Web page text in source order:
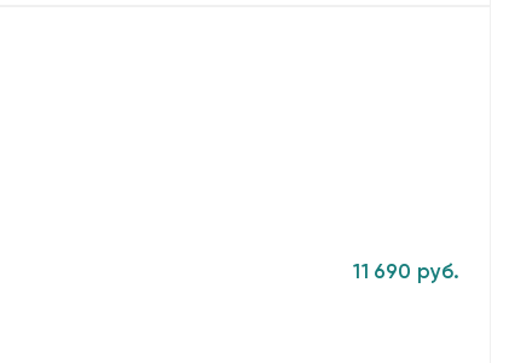
11 690 руб.